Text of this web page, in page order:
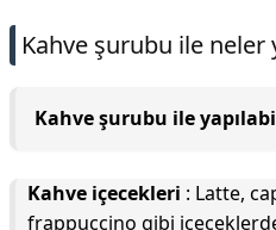
Kahve şurubu ile neler
Kahve şurubu ile
Kahve içecekleri : Latte,
frappuccino gibi